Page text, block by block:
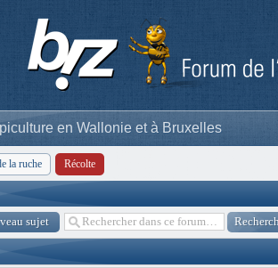
en Wallonie et à Bruxelles
la ruche Récolte
sujet